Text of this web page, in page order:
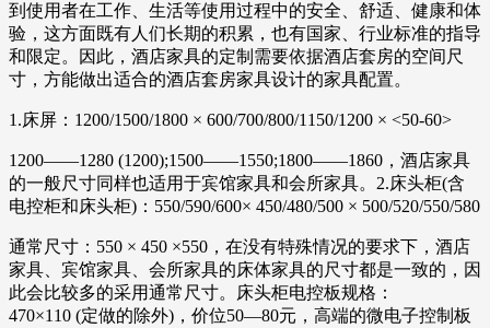
到使用者在工作、生活等使用过程中的安全、舒适、健康和体
验，这方面既有人们长期的积累，也有国家、行业标准的指导
和限定。因此，酒店家具的定制需要依据酒店套房的空间尺
寸，方能做出适合的酒店套房家具设计的家具配置。
1.床屏：1200/1500/1800 × 600/700/800/1150/1200 × <50-60>
1200——1280 (1200);1500——1550;1800——1860，酒店家具
的一般尺寸同样也适用于宾馆家具和会所家具。2.床头柜(含
电控柜和床头柜)：550/590/600× 450/480/500 × 500/520/550/580
通常尺寸：550 × 450 ×550，在没有特殊情况的要求下，酒店
家具、宾馆家具、会所家具的床体家具的尺寸都是一致的，因
此会比较多的采用通常尺寸。床头柜电控板规格：
470×110 (定做的除外)，价位50—80元，高端的微电子控制板